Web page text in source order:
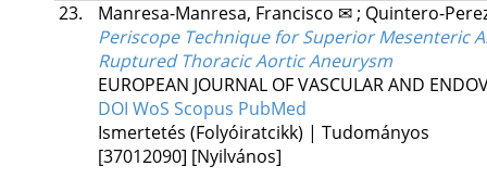
23.
Manresa-Manresa, Francisco ✉; Quintero-
Periscope Technique for Superior Mesenteric
Ruptured Thoracic Aortic Aneurysm
EUROPEAN JOURNAL OF VASCULAR AND
DOI WoS Scopus PubMed
Ismertetés (Folyóiratcikk) | Tudományos
[37012090] [Nyilvános]